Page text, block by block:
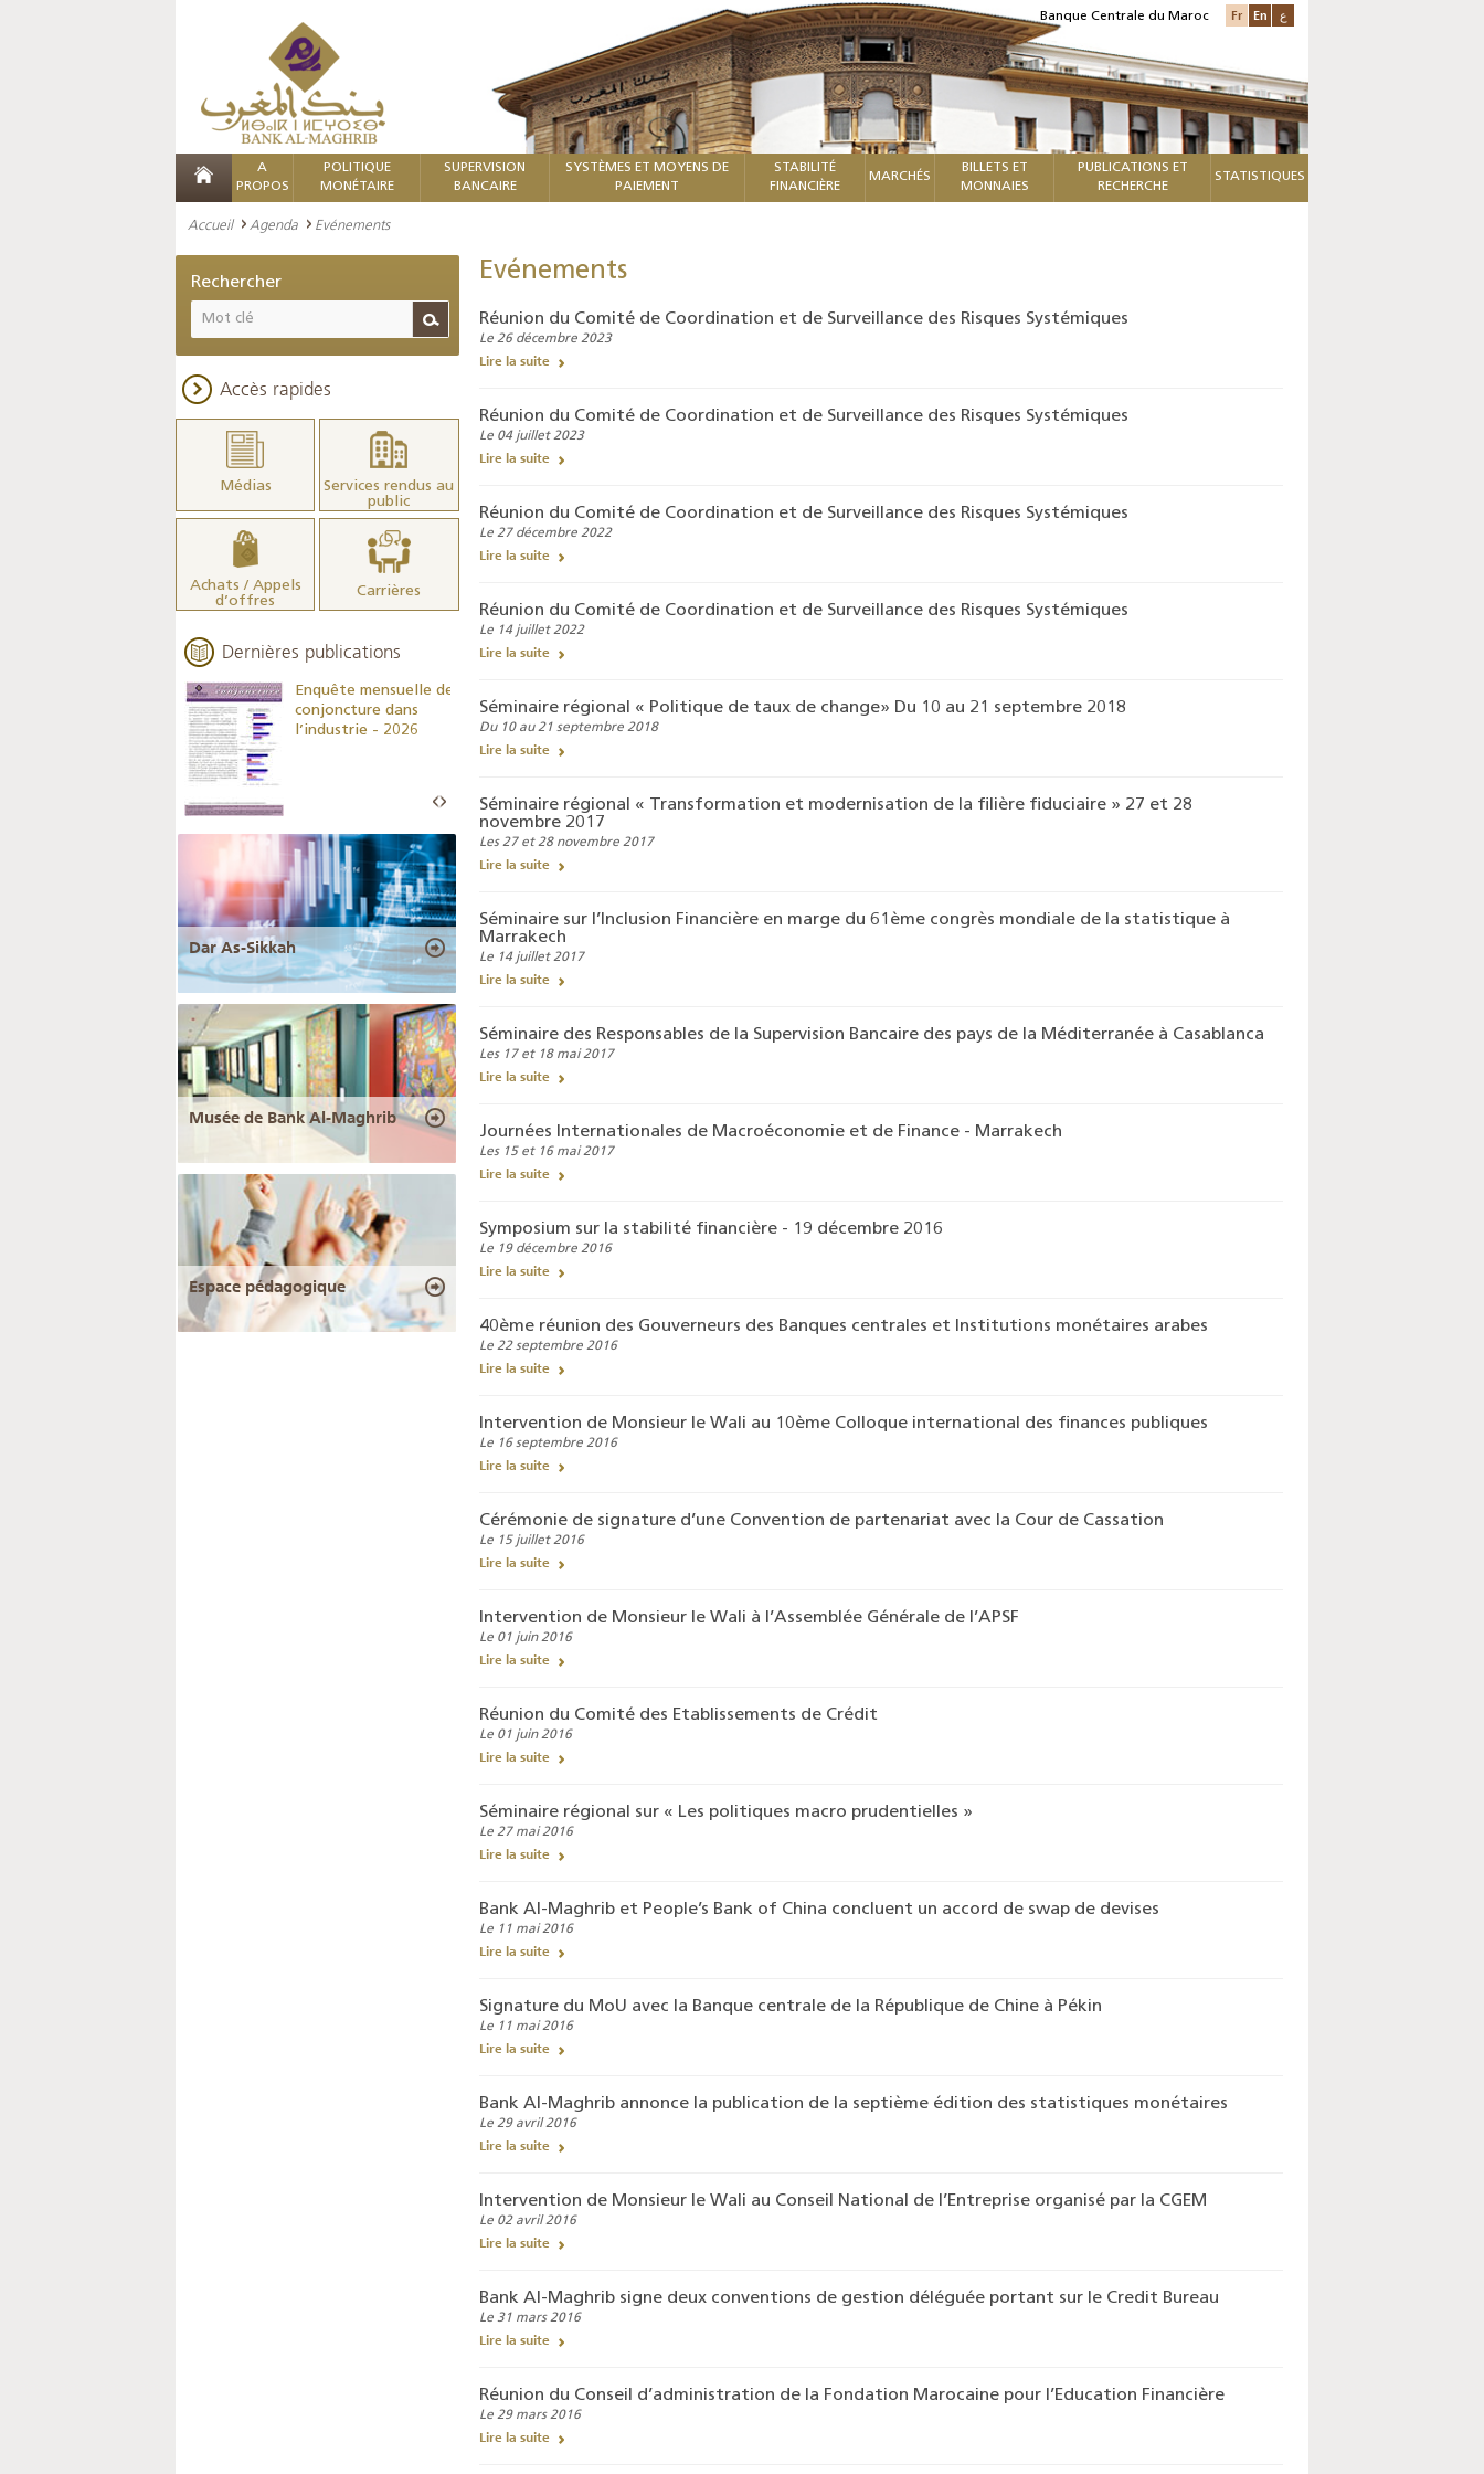
Banque Centrale du Maroc Fr En ع
A
PROPOS
POLITIQUE
MONÉTAIRE
SUPERVISION
BANCAIRE
SYSTÈMES ET MOYENS DE
PAIEMENT
STABILITÉ
FINANCIÈRE
MARCHÉS
BILLETS ET
MONNAIES
PUBLICATIONS ET
RECHERCHE
STATISTIQUES
Accueil Agenda Evénements
Evénements
Réunion du Comité de Coordination et de Surveillance des Risques Systémiques
Le 26 décembre 2023
Lire la suite
Réunion du Comité de Coordination et de Surveillance des Risques Systémiques
Le 04 juillet 2023
Lire la suite
Réunion du Comité de Coordination et de Surveillance des Risques Systémiques
Le 27 décembre 2022
Lire la suite
Réunion du Comité de Coordination et de Surveillance des Risques Systémiques
Le 14 juillet 2022
Lire la suite
Séminaire régional « Politique de taux de change» Du 10 au 21 septembre 2018
Du 10 au 21 septembre 2018
Lire la suite
Séminaire régional « Transformation et modernisation de la filière fiduciaire » 27 et 28
novembre 2017
Les 27 et 28 novembre 2017
Lire la suite
Séminaire sur l’Inclusion Financière en marge du 61ème congrès mondiale de la statistique à
Marrakech
Le 14 juillet 2017
Lire la suite
Séminaire des Responsables de la Supervision Bancaire des pays de la Méditerranée à Casablanca
Les 17 et 18 mai 2017
Lire la suite
Journées Internationales de Macroéconomie et de Finance - Marrakech
Les 15 et 16 mai 2017
Lire la suite
Symposium sur la stabilité financière - 19 décembre 2016
Le 19 décembre 2016
Lire la suite
40ème réunion des Gouverneurs des Banques centrales et Institutions monétaires arabes
Le 22 septembre 2016
Lire la suite
Intervention de Monsieur le Wali au 10ème Colloque international des finances publiques
Le 16 septembre 2016
Lire la suite
Cérémonie de signature d’une Convention de partenariat avec la Cour de Cassation
Le 15 juillet 2016
Lire la suite
Intervention de Monsieur le Wali à l’Assemblée Générale de l’APSF
Le 01 juin 2016
Lire la suite
Réunion du Comité des Etablissements de Crédit
Le 01 juin 2016
Lire la suite
Séminaire régional sur « Les politiques macro prudentielles »
Le 27 mai 2016
Lire la suite
Bank Al-Maghrib et People’s Bank of China concluent un accord de swap de devises
Le 11 mai 2016
Lire la suite
Signature du MoU avec la Banque centrale de la République de Chine à Pékin
Le 11 mai 2016
Lire la suite
Bank Al-Maghrib annonce la publication de la septième édition des statistiques monétaires
Le 29 avril 2016
Lire la suite
Intervention de Monsieur le Wali au Conseil National de l’Entreprise organisé par la CGEM
Le 02 avril 2016
Lire la suite
Bank Al-Maghrib signe deux conventions de gestion déléguée portant sur le Credit Bureau
Le 31 mars 2016
Lire la suite
Réunion du Conseil d’administration de la Fondation Marocaine pour l’Education Financière
Le 29 mars 2016
Lire la suite
Rechercher
Accès rapides
Médias
Services rendus au
public
Achats / Appels
d’offres
Carrières
Dernières publications
Enquête mensuelle de
conjoncture dans
l’industrie - 2026
de l’enquête de
conjoncture - 2026
statistiques
conjoncture dans
Dar As-Sikkah
Musée de Bank Al-Maghrib
Espace pédagogique